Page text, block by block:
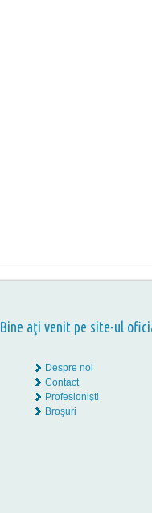
Bine aţi venit pe site-ul
Despre noi
Contact
Profesionişti
Broşuri